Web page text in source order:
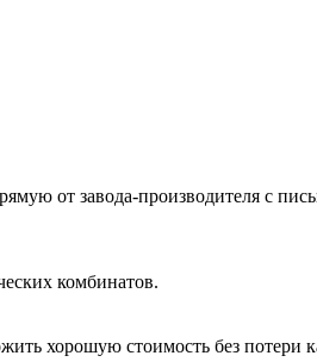
от завода-производителя с
комбинатов.
хорошую стоимость без потери